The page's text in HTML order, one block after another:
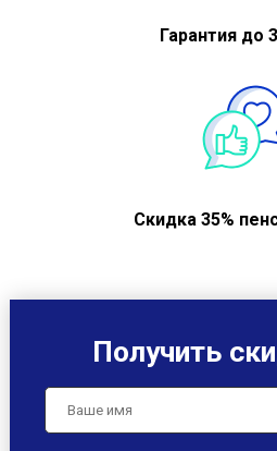
Гарантия до
Скидка 35%
Получить